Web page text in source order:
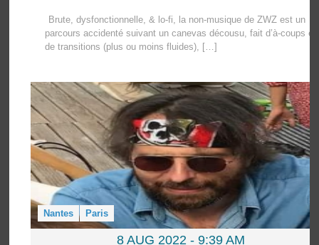
Brute, dysfonctionnelle, & lo-fi, la non-musique de ZWZ est un
parcours accidenté suivant un canevas décousu, fait d’à-coups et
de transitions (plus ou moins fluides), […]
Nantes Paris
8 AUG 2022 - 9:39 AM